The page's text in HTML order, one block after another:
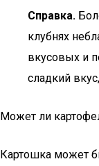
Справка.
клубнях
вкусовых и
сладкий
Может ли
Картошка может